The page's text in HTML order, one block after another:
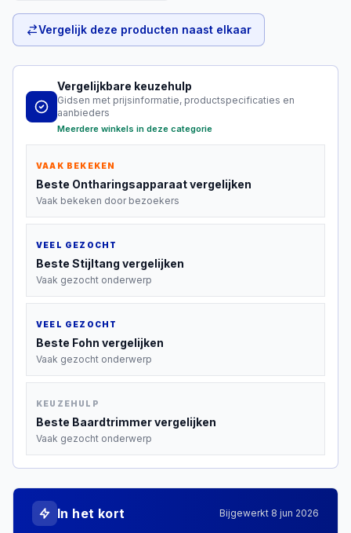
Vergelijk deze producten naast elkaar
Vergelijkbare keuzehulp
Gidsen met prijsinformatie, productspecificaties en
aanbieders
Meerdere winkels in deze categorie
VAAK BEKEKEN
Beste Ontharingsapparaatvergelijken
Vaak bekeken door bezoekers
VEEL GEZOCHT
Beste Stijltang vergelijken
Vaak gezocht onderwerp
VEEL GEZOCHT
Beste Fohn vergelijken
Vaak gezocht onderwerp
KEUZEHULP
Beste Baardtrimmervergelijken
Vaak gezocht onderwerp
In het kort Bijgewerkt 8 jun 2026